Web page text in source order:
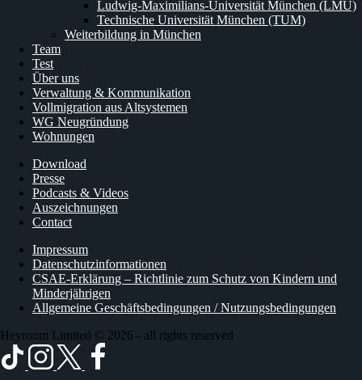
Ludwig-Maximilians-Universität München (LMU)
Technische Universität München (TUM)
Weiterbildung in München
Team
Test
Über uns
Verwaltung & Kommunikation
Vollmigration aus Altsystemen
WG Neugründung
Wohnungen
Download
Presse
Podcasts & Videos
Auszeichnungen
Contact
Impressum
Datenschutzinformationen
CSAE-Erklärung – Richtlinie zum Schutz von Kindern und
Minderjährigen
Allgemeine Geschäftsbedingungen / Nutzungsbedingungen
Heyroom Limited © 2026 - all rights reserved